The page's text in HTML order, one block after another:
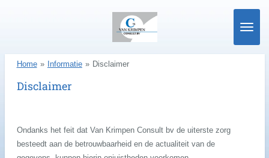
de
hoofdinhoud
Home » Informatie » Disclaimer
Disclaimer
Ondanks het feit dat Van Krimpen Consult bv de uiterste zorg
besteedt aan de betrouwbaarheid en de actualiteit van de